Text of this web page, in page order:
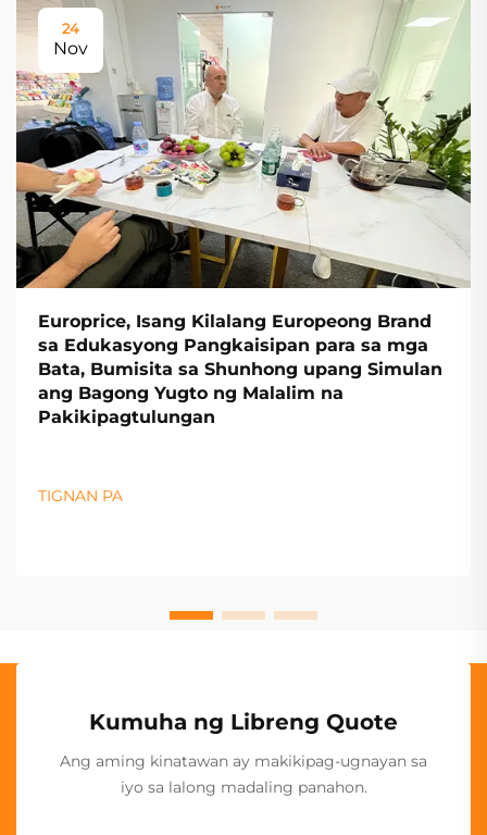
24
Nov
Europrice, Isang Kilalang Europeong Brand
sa Edukasyong Pangkaisipan para sa mga
Bata, Bumisita sa Shunhong upang Simulan
ang Bagong Yugto ng Malalim na
Pakikipagtulungan
TIGNAN PA
Kumuha ng Libreng Quote
Ang aming kinatawan ay makikipag-ugnayan sa
iyo sa lalong madaling panahon.